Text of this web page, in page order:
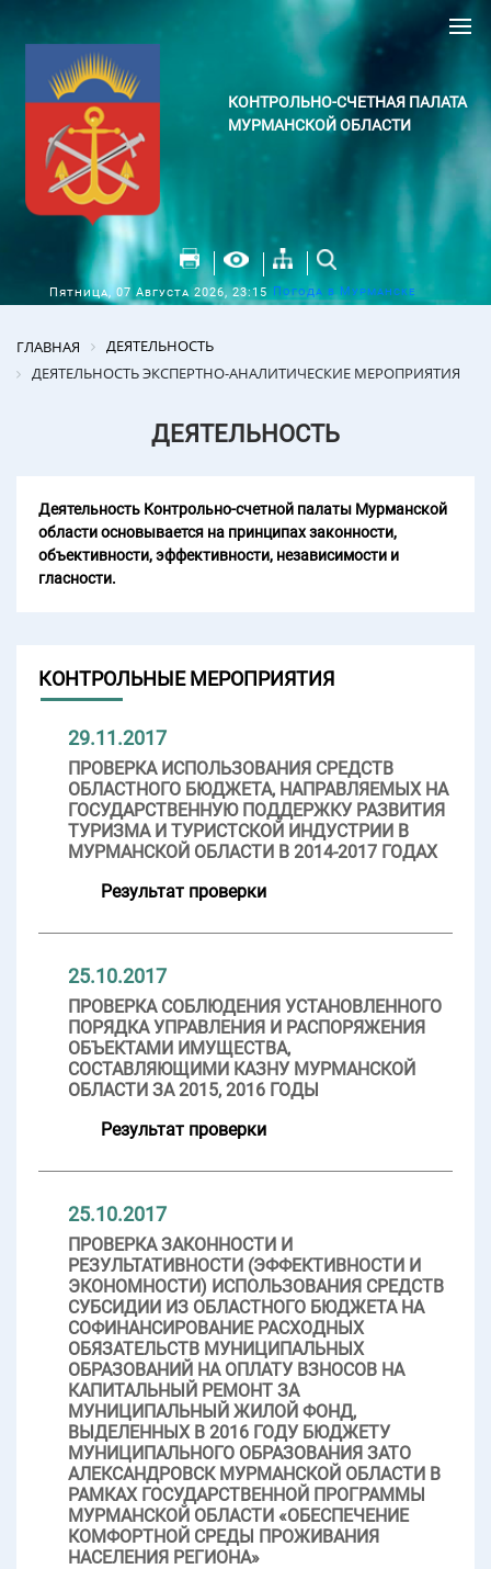
КОНТРОЛЬНО-СЧЕТНАЯ ПАЛАТА
МУРМАНСКОЙ ОБЛАСТИ
Пятница, 07 Августа 2026, 23:15 Погода в Мурманске
ГЛАВНАЯ
ДЕЯТЕЛЬНОСТЬ
ДЕЯТЕЛЬНОСТЬ ЭКСПЕРТНО-АНАЛИТИЧЕСКИЕ МЕРОПРИЯТИЯ
ДЕЯТЕЛЬНОСТЬ
Деятельность Контрольно-счетной палаты Мурманской
области основывается на принципах законности,
объективности, эффективности, независимости и
гласности.
КОНТРОЛЬНЫЕ МЕРОПРИЯТИЯ
29.11.2017
ПРОВЕРКА ИСПОЛЬЗОВАНИЯ СРЕДСТВ
ОБЛАСТНОГО БЮДЖЕТА, НАПРАВЛЯЕМЫХ НА
ГОСУДАРСТВЕННУЮ ПОДДЕРЖКУ РАЗВИТИЯ
ТУРИЗМА И ТУРИСТСКОЙ ИНДУСТРИИ В
МУРМАНСКОЙ ОБЛАСТИ В 2014-2017 ГОДАХ
Результат проверки
25.10.2017
ПРОВЕРКА СОБЛЮДЕНИЯ УСТАНОВЛЕННОГО
ПОРЯДКА УПРАВЛЕНИЯ И РАСПОРЯЖЕНИЯ
ОБЪЕКТАМИ ИМУЩЕСТВА,
СОСТАВЛЯЮЩИМИ КАЗНУ МУРМАНСКОЙ
ОБЛАСТИ ЗА 2015, 2016 ГОДЫ
Результат проверки
25.10.2017
ПРОВЕРКА ЗАКОННОСТИ И
РЕЗУЛЬТАТИВНОСТИ (ЭФФЕКТИВНОСТИ И
ЭКОНОМНОСТИ) ИСПОЛЬЗОВАНИЯ СРЕДСТВ
СУБСИДИИ ИЗ ОБЛАСТНОГО БЮДЖЕТА НА
СОФИНАНСИРОВАНИЕ РАСХОДНЫХ
ОБЯЗАТЕЛЬСТВ МУНИЦИПАЛЬНЫХ
ОБРАЗОВАНИЙ НА ОПЛАТУ ВЗНОСОВ НА
КАПИТАЛЬНЫЙ РЕМОНТ ЗА
МУНИЦИПАЛЬНЫЙ ЖИЛОЙ ФОНД,
ВЫДЕЛЕННЫХ В 2016 ГОДУ БЮДЖЕТУ
МУНИЦИПАЛЬНОГО ОБРАЗОВАНИЯ ЗАТО
АЛЕКСАНДРОВСК МУРМАНСКОЙ ОБЛАСТИ В
РАМКАХ ГОСУДАРСТВЕННОЙ ПРОГРАММЫ
МУРМАНСКОЙ ОБЛАСТИ «ОБЕСПЕЧЕНИЕ
КОМФОРТНОЙ СРЕДЫ ПРОЖИВАНИЯ
НАСЕЛЕНИЯ РЕГИОНА»